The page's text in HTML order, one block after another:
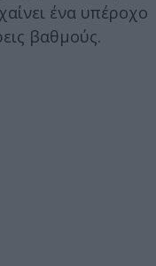
ένα υπέροχο
βαθμούς.